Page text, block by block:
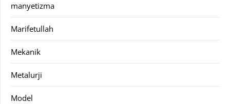
manyetizma
Marifetullah
Mekanik
Metalurji
Model